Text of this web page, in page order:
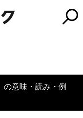
の意味・読み・例